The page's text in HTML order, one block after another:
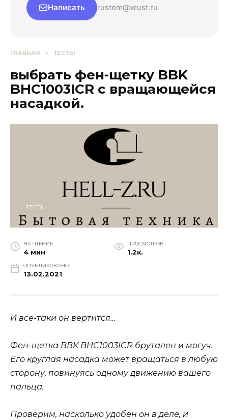
Написать rustem@xrust.ru
ГЛАВНАЯ » ТЕСТЫ
выбрать фен-щетку BBK
BHC1003ICR с вращающейся
насадкой.
ТЕСТЫ
НА ЧТЕНИЕ
4 мин
ПРОСМОТРОВ
1.2к.
ОПУБЛИКОВАНО
13.02.2021
И все-таки он вертится…
Фен-щетка BBK BHC1003ICR брутален и могуч.
Его круглая насадка может вращаться в любую
сторону, повинуясь одному движению вашего
пальца.
Проверим, насколько удобен он в деле, и